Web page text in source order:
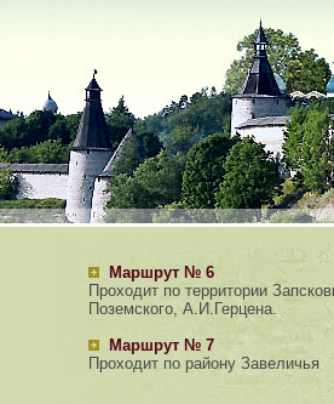
Маршрут № 6
Проходит по территории
Поземского, А.И.Герцена.
Маршрут № 7
Проходит по району Завеличья